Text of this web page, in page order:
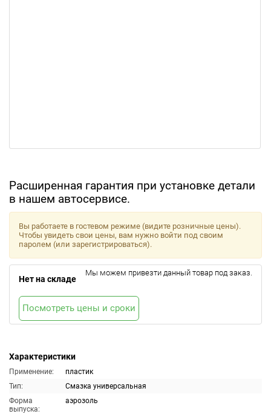
Расширенная гарантия при установке детали
в нашем автосервисе.
Характеристики
Применение:
пластик
Тип:
Смазка универсальная
Форма
выпуска:
аэрозоль
Вы работаете в гостевом режиме (видите розничные цены).
Чтобы увидеть свои цены, вам нужно войти под своим
паролем (или зарегистрироваться).
Нет на складе
Мы можем привезти данный товар под заказ.
Посмотреть цены и сроки